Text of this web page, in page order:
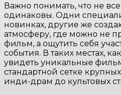
Важно понимать, что не
одинаковы. Одни
новинках, другие же
атмосферу, где можно не
фильм, а ощутить себя
события. В таких местах,
увидеть уникальные
стандартной сетке
инди-драм до культовых